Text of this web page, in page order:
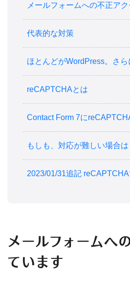
メールフォームへの不正ア
代表的な対策
ほとんどがWordPress。さ
reCAPTCHAとは
Contact Form 7に
もしも、対応が難しい場合は
2023/01/31追記
メールフォームへ
ています